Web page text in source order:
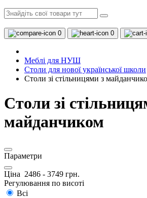
0 0
Меблі для НУШ
Столи для нової української школи
Столи зі стільницями з
Столи зі
майданчиком
Параметри
Ціна 2486 - 3749 грн.
Регулювання по висоті
Всі